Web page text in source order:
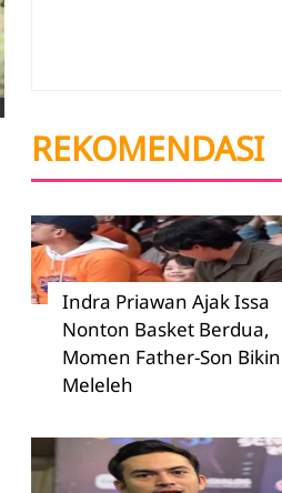
REKOMENDASI
Indra Priawan Ajak Issa
Nonton Basket Berdua,
Momen Father-Son Bikin
Meleleh